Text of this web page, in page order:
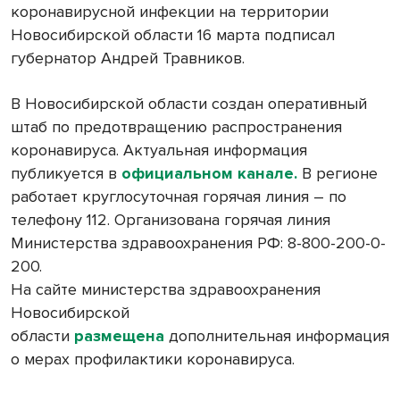
коронавирусной инфекции на территории
Новосибирской области 16 марта подписал
губернатор Андрей Травников.
В Новосибирской области создан оперативный
штаб по предотвращению распространения
коронавируса. Актуальная информация
публикуется в официальном канале. В регионе
работает круглосуточная горячая линия – по
телефону 112. Организована горячая линия
Министерства здравоохранения РФ: 8-800-200-0-
200.
На сайте министерства здравоохранения
Новосибирской
области размещена дополнительная информация
о мерах профилактики коронавируса.